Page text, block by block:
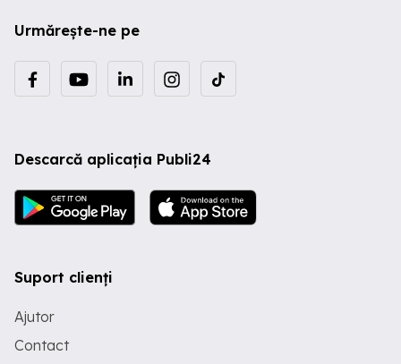
Urmărește-ne pe
Descarcă aplicația Publi24
Suport clienți
Ajutor
Contact